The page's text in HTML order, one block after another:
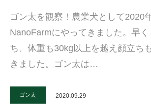
ゴン太を観察！農業犬として2020
NanoFarmにやってきました。早
ち、体重も30kg以上を越え顔立ち
きました。ゴン太は…
ゴン太 2020.09.29